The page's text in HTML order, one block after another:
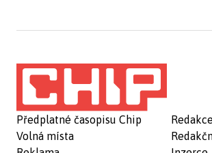
Předplatné časopisu Chip
Volná místa